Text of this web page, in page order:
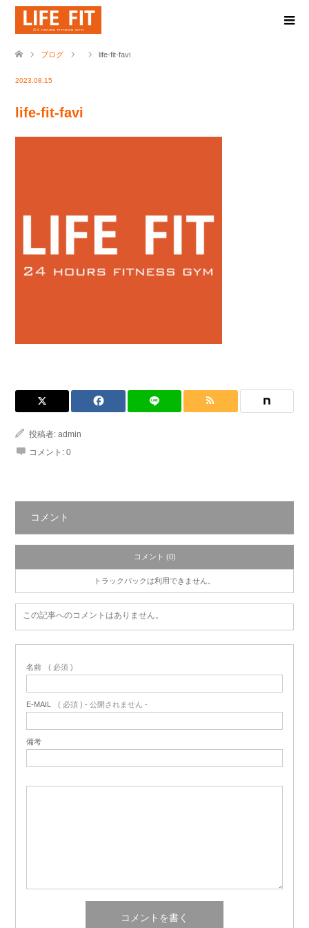
ブログ life-fit-favi
2023.08.15
life-fit-favi
投稿者: admin
コメント: 0
コメント
コメント (0)
トラックバックは利用できません。
この記事へのコメントはありません。
名前 ( 必須 )
E-MAIL ( 必須 ) - 公開されません -
備考